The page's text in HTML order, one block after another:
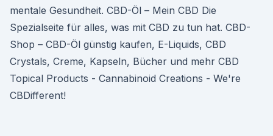
mentale Gesundheit. CBD-Öl – Mein CBD Die
Spezialseite für alles, was mit CBD zu tun hat. CBD-
Shop – CBD-Öl günstig kaufen, E-Liquids, CBD
Crystals, Creme, Kapseln, Bücher und mehr CBD
Topical Products - Cannabinoid Creations - We're
CBDifferent!